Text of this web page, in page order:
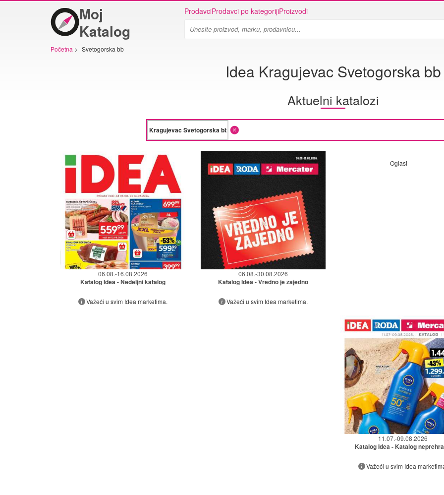
Moj
Katalog
ProdavciProdavci po kategorijiProizvodi
Početna > Svetogorska bb
Idea Kragujevac Svetogorska bb
Aktuelni katalozi
06.08.-16.08.2026
Katalog Idea - Nedeljni katalog
Važeći u svim Idea marketima.
06.08.-30.08.2026
Katalog Idea - Vredno je zajedno
Važeći u svim Idea marketima.
Oglasi
11.07.-09.08.2026
Katalog Idea - Katalog
Važeći u svim Idea